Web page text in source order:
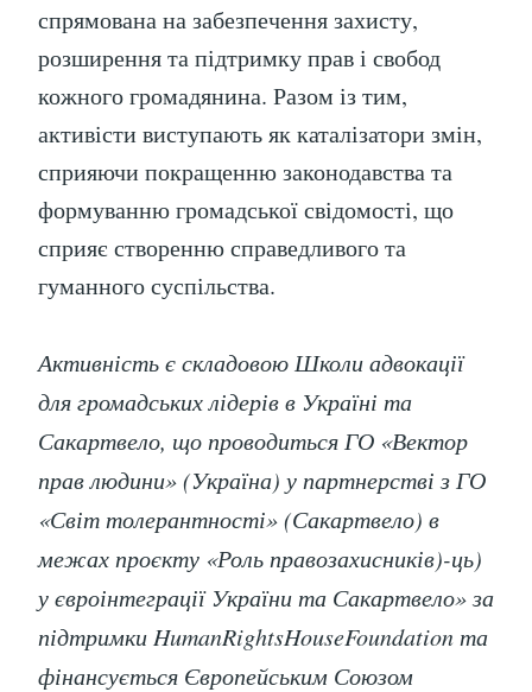
спрямована на забезпечення захисту,
розширення та підтримку прав і свобод
кожного громадянина. Разом із тим,
активісти виступають як каталізатори змін,
сприяючи покращенню законодавства та
формуванню громадської свідомості, що
сприяє створенню справедливого та
гуманного суспільства.
Активність є складовою Школи адвокації
для громадських лідерів в Україні та
Сакартвело, що проводиться ГО «Вектор
прав людини» (Україна) у партнерстві з ГО
«Світ толерантності» (Сакартвело) в
межах проєкту «Роль правозахисників)-ць)
у євроінтеграції України та Сакартвело» за
підтримки HumanRightsHouseFoundation та
фінансується Європейським Союзом